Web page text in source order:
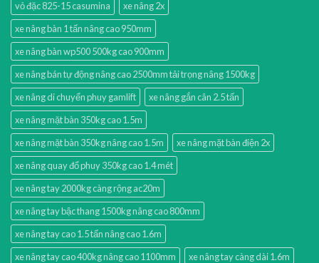
vỏ đặc 825-15 casumina
xe nâng 2x
xe nâng bàn 1 tấn nâng cao 950mm
xe nâng bàn wp500 500kg cao 900mm
xe nâng bán tự động nâng cao 2500mm tải trọng nâng 1500kg
xe nâng di chuyển phuy gamlift
xe nâng gắn cân 2.5 tấn
xe nâng mặt bàn 350kg cao 1.5m
xe nâng mặt bàn 350kg nâng cao 1.5m
xe nâng mặt bàn điện 2x
xe nâng quay đổ phuy 350kg cao 1.4 mét
xe nâng tay 2000kg càng rộng ac20m
xe nâng tay bậc thang 1500kg nâng cao 800mm
xe nâng tay cao 1.5 tấn nâng cao 1.6m
xe nâng tay cao 400kg nâng cao 1100mm
xe nâng tay càng dài 1.6m